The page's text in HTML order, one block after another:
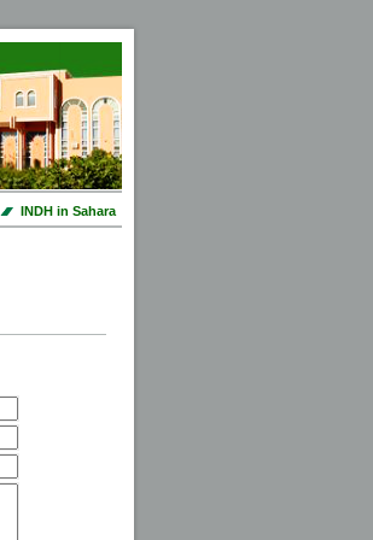
INDH in Sahara